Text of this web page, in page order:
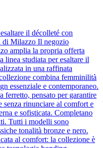
il décolleté con
di Milazzo Il negozio
amplia la propria offerta
linea studiata per esaltare il
in una raffinata
combina femminilità
essenziale e contemporaneo.
ferretto, pensato per garantire
senza rinunciare al comfort e
e sofisticata. Completano
Tutti i modelli sono
tonalità bronze e nero.
al comfort: la collezione è